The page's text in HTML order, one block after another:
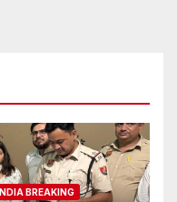
INDIA BREAKING